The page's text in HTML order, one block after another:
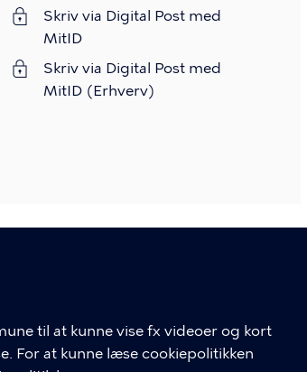
til at kunne vise fx videoer og kort
For at kunne læse cookiepolitikken
Skriv via Digital Post med
MitID
Skriv via Digital Post med
MitID (Erhverv)